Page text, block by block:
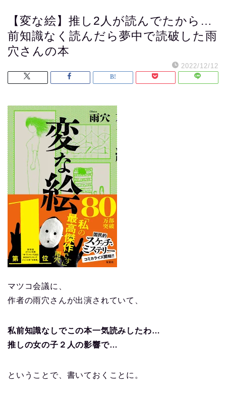
【変な絵】推し2人が読んでたから…
前知識なく読んだら夢中で読破した雨
穴さんの本
2022/12/12
マツコ会議に、
作者の雨穴さんが出演されていて、
私前知識なしでこの本一気読みしたわ…
推しの女の子２人の影響で…
ということで、書いておくことに。